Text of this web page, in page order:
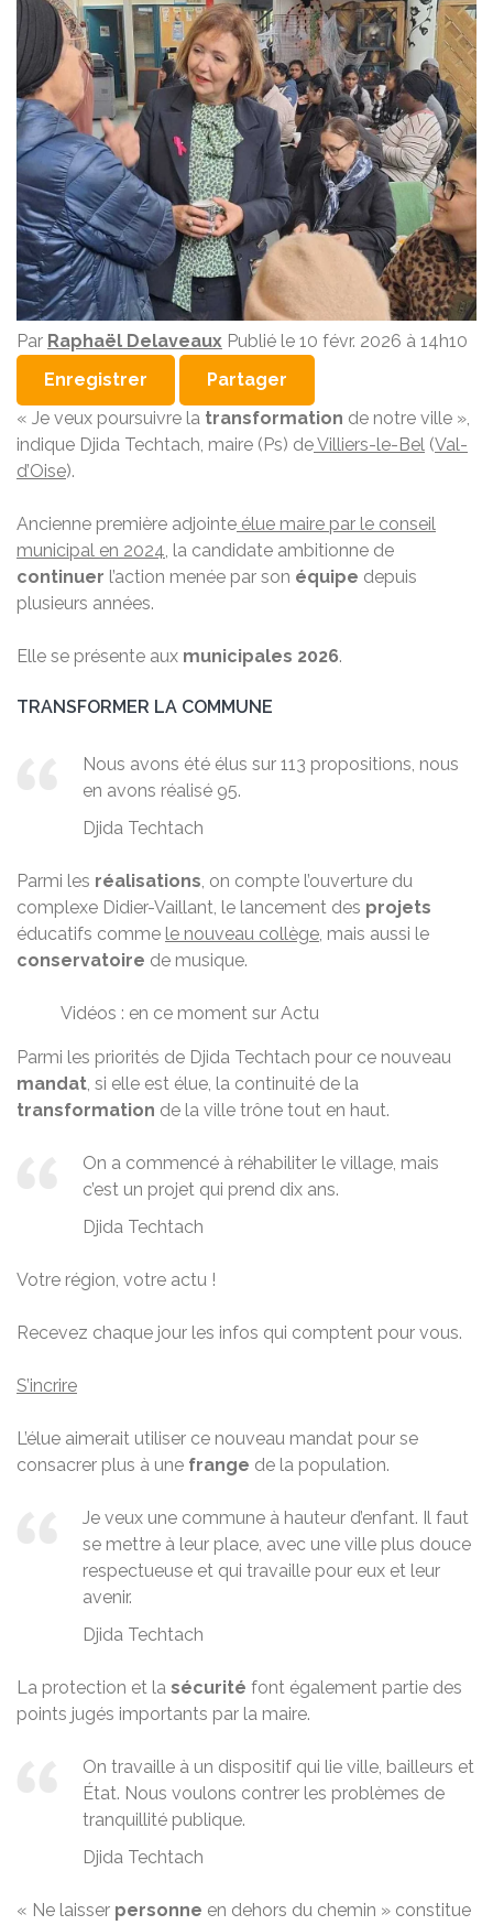
Par Raphaël Delaveaux Publié le 10 févr. 2026 à 14h10
Enregistrer
Partager
« Je veux poursuivre la transformation de notre ville »,
indique Djida Techtach, maire (Ps) deVilliers-le-Bel (Val-
d’Oise).
Ancienne première adjointe élue maire par le conseil
municipal en 2024, la candidate ambitionne de
continuer l’action menée par son équipe depuis
plusieurs années.
Elle se présente aux municipales 2026.
TRANSFORMER LA COMMUNE
Nous avons été élus sur 113 propositions, nous
en avons réalisé 95.
Djida Techtach
Parmi les réalisations, on compte l’ouverture du
complexe Didier-Vaillant, le lancement des projets
éducatifs comme le nouveau collège, mais aussi le
conservatoire de musique.
Vidéos : en ce moment sur Actu
Parmi les priorités de Djida Techtach pour ce nouveau
mandat, si elle est élue, la continuité de la
transformation de la ville trône tout en haut.
On a commencé à réhabiliter le village, mais
c’est un projet qui prend dix ans.
Djida Techtach
Votre région, votre actu !
Recevez chaque jour les infos qui comptent pour vous.
S’incrire
L’élue aimerait utiliser ce nouveau mandat pour se
consacrer plus à une frange de la population.
Je veux une commune à hauteur d’enfant. Il faut
se mettre à leur place, avec une ville plus douce
respectueuse et qui travaille pour eux et leur
avenir.
Djida Techtach
La protection et la sécurité font également partie des
points jugés importants par la maire.
On travaille à un dispositif qui lie ville, bailleurs et
État. Nous voulons contrer les problèmes de
tranquillité publique.
Djida Techtach
« Ne laisser personne en dehors du chemin » constitue